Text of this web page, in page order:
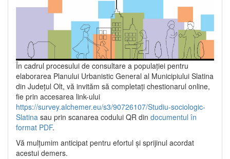
În cadrul procesului de consultare a populaţiei pentru
elaborarea Planului Urbanistic General al Municipiului Slatina
din Județul Olt, vă invităm să completați chestionarul online,
fie prin accesarea link-ului
https://survey.alchemer.eu/s3/90726107/Studiu-sociologic-
Slatina sau prin scanarea codului QR din documentul în
format PDF.
Vă mulţumim anticipat pentru efortul şi sprijinul acordat
acestui demers.